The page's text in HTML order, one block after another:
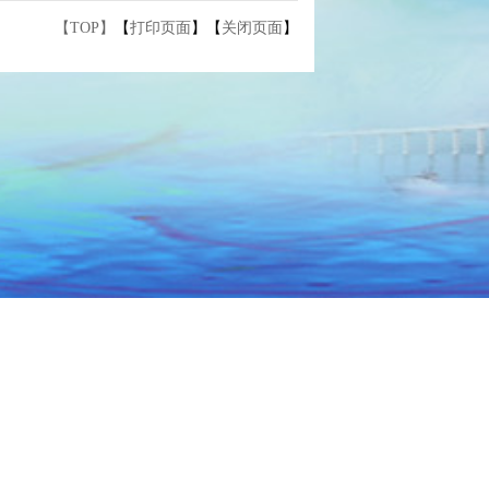
【TOP】 【打印页面 】【 关闭页面 】